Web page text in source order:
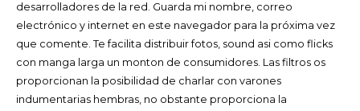
desarrolladores de la red. Guarda mi nombre, correo
electrónico y internet en este navegador para la próxima vez
que comente. Te facilita distribuir fotos, sound asi­ como flicks
con manga larga un monton de consumidores. Las filtros os
proporcionan la posibilidad de charlar con varones
indumentarias hembras, no obstante proporciona la